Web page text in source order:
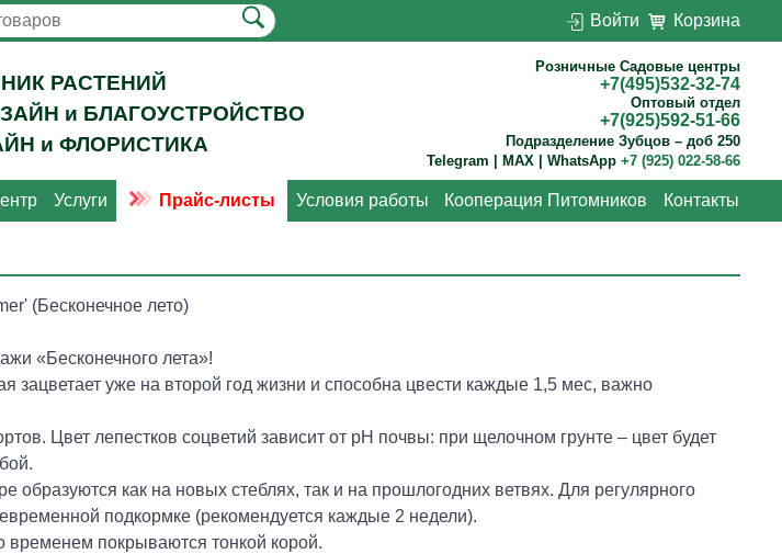
Войти Корзина
РАСТЕНИЙ
и БЛАГОУСТРОЙСТВО
и ФЛОРИСТИКА
Розничные Садовые центры
+7(495)532-32-74
Оптовый отдел
+7(925)592-51-66
Подразделение Зубцов – доб 250
Telegram | MAX | WhatsApp +7 (925) 022-58-66
Услуги Прайс-листы Условия работы Кооперация Питомников Контакты
(Бесконечное лето)
«Бесконечного лета»!
зацветает уже на второй год жизни и способна цвести каждые 1,5 мес, важно
Цвет лепестков соцветий зависит от рН почвы: при щелочном грунте – цвет будет
образуются как на новых стеблях, так и на прошлогодних ветвях. Для регулярного
подкормке (рекомендуется каждые 2 недели).
временем покрываются тонкой корой.